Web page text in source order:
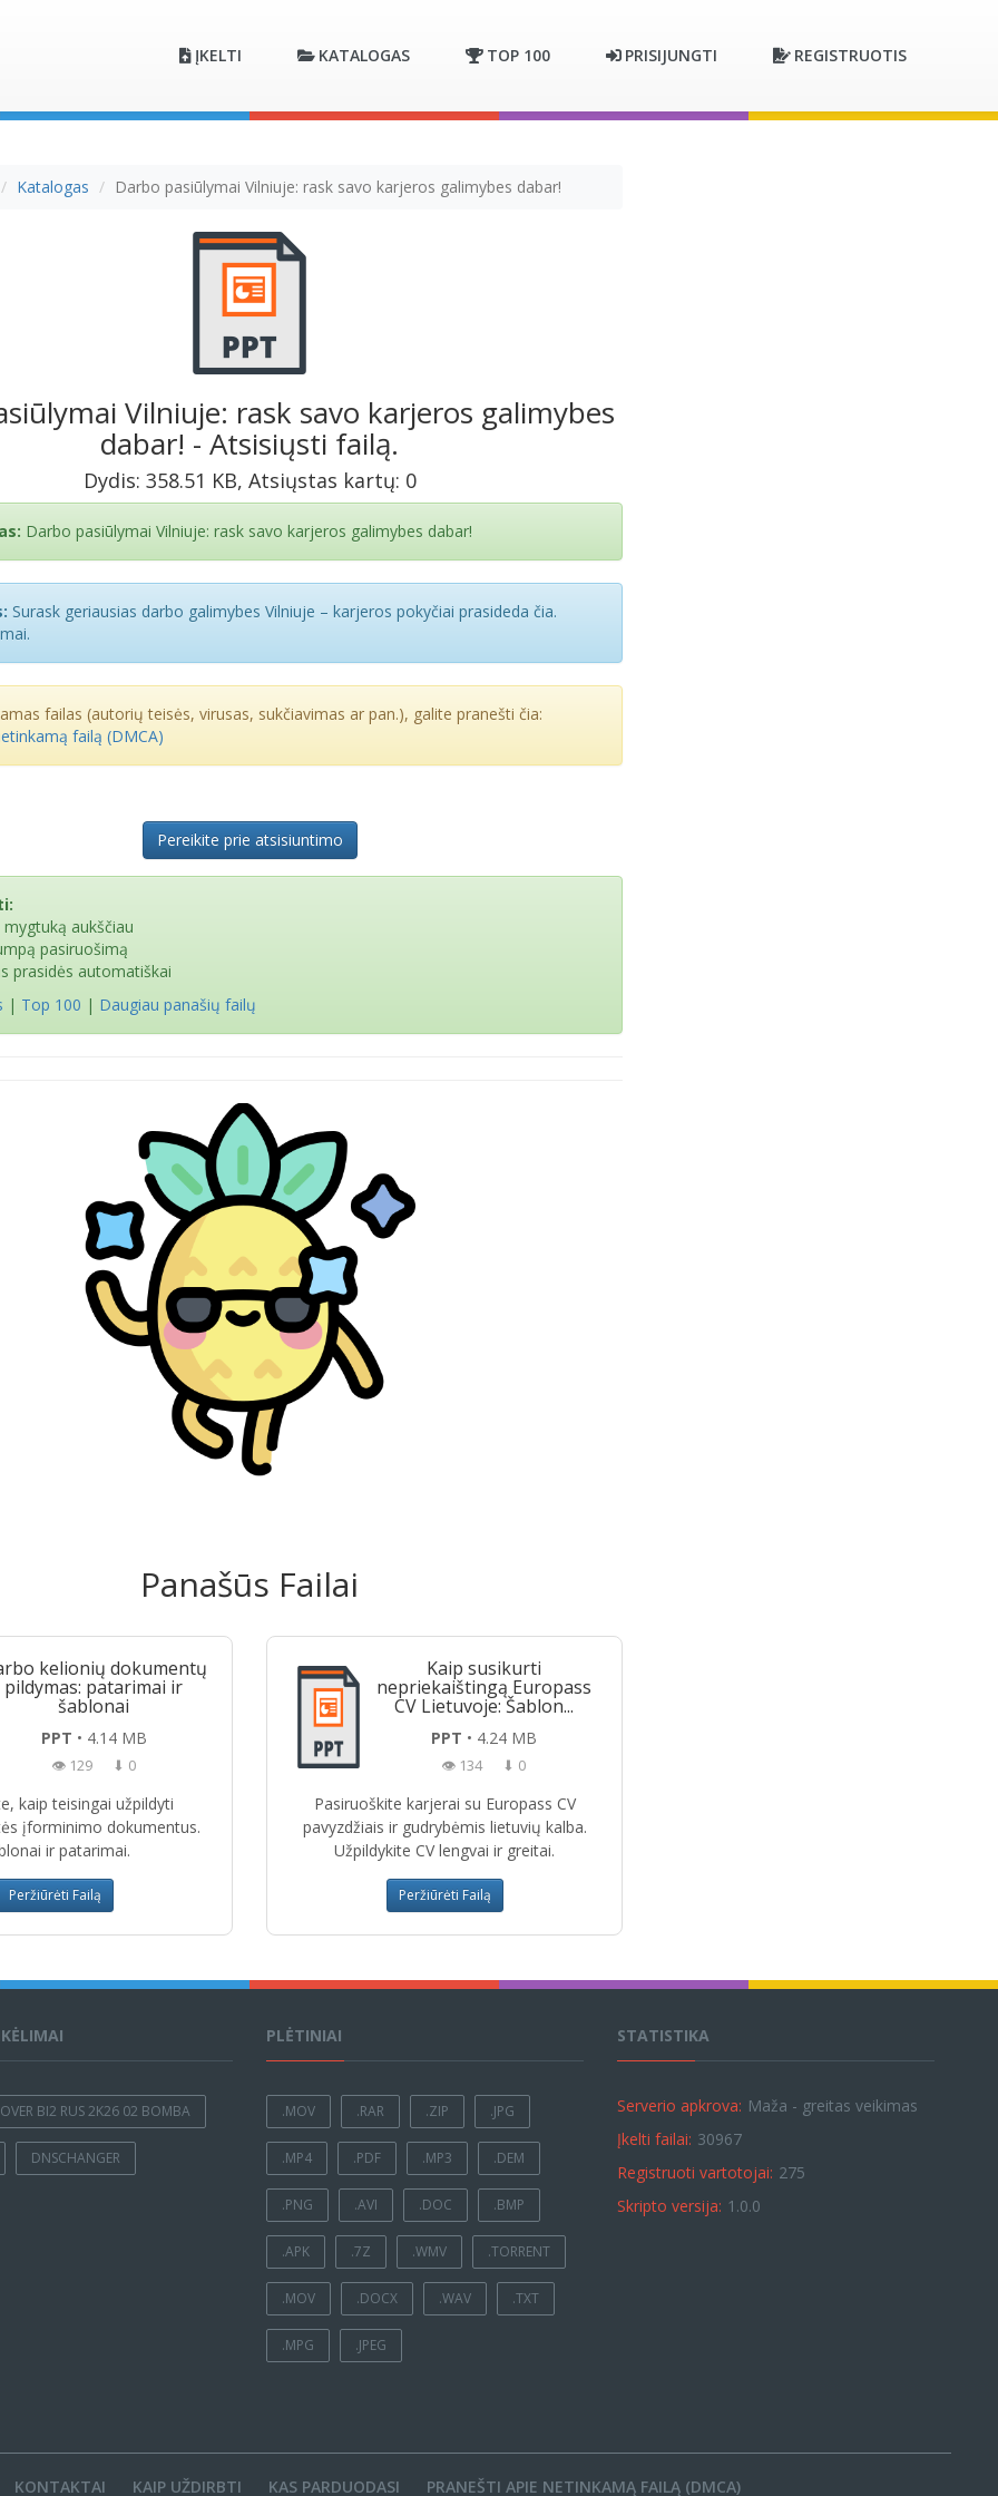
ĮKELTI KATALOGAS TOP 100 PRISIJUNGTI REGISTRUOTIS
Katalogas Darbo pasiūlymai Vilniuje: rask savo karjeros galimybes dabar!
Vilniuje: rask savo karjeros galimybes
dabar! - Atsisiųsti failą.
Dydis: 358.51 KB, Atsiųstas kartų: 0
Darbo pasiūlymai Vilniuje: rask savo karjeros galimybes dabar!
Surask geriausias darbo galimybes Vilniuje – karjeros pokyčiai prasideda čia.
failas (autorių teisės, virusas, sukčiavimas ar pan.), galite pranešti čia:
failą (DMCA)
Pereikite prie atsisiuntimo
aukščiau
pasiruošimą
prasidės automatiškai
| Top 100 | Daugiau panašių failų
Panašūs Failai
kelionių dokumentų
pildymas: patarimai ir
šablonai
PPT • 4.14 MB
👁 129 ⬇ 0
kaip teisingai užpildyti
įforminimo dokumentus.
ir patarimai.
Peržiūrėti Failą
Kaip susikurti
nepriekaištingą Europass
CV Lietuvoje: Šablon...
PPT • 4.24 MB
👁 134 ⬇ 0
Pasiruoškite karjerai su Europass CV
pavyzdžiais ir gudrybėmis lietuvių kalba.
Užpildykite CV lengvai ir greitai.
Peržiūrėti Failą
BI2 RUS 2K26 02 BOMBA
DNSCHANGER
PLĖTINIAI
.MOV .RAR .ZIP .JPG
.MP4 .PDF .MP3 .DEM
.PNG .AVI .DOC .BMP
.APK .7Z .WMV .TORRENT
.MOV .DOCX .WAV .TXT
.MPG .JPEG
STATISTIKA
Serverio apkrova: Maža - greitas veikimas
Įkelti failai: 30967
Registruoti vartotojai: 275
Skripto versija: 1.0.0
KONTAKTAI KAIP UŽDIRBTI KAS PARDUODASI PRANEŠTI APIE NETINKAMĄ FAILĄ (DMCA)